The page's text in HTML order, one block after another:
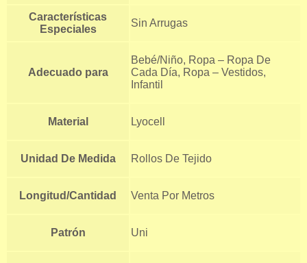
Características
Especiales
Sin Arrugas
Adecuado para
Bebé/Niño, Ropa – Ropa De
Cada Día, Ropa – Vestidos,
Infantil
Material Lyocell
Unidad De Medida Rollos De Tejido
Longitud/Cantidad Venta Por Metros
Patrón Uni